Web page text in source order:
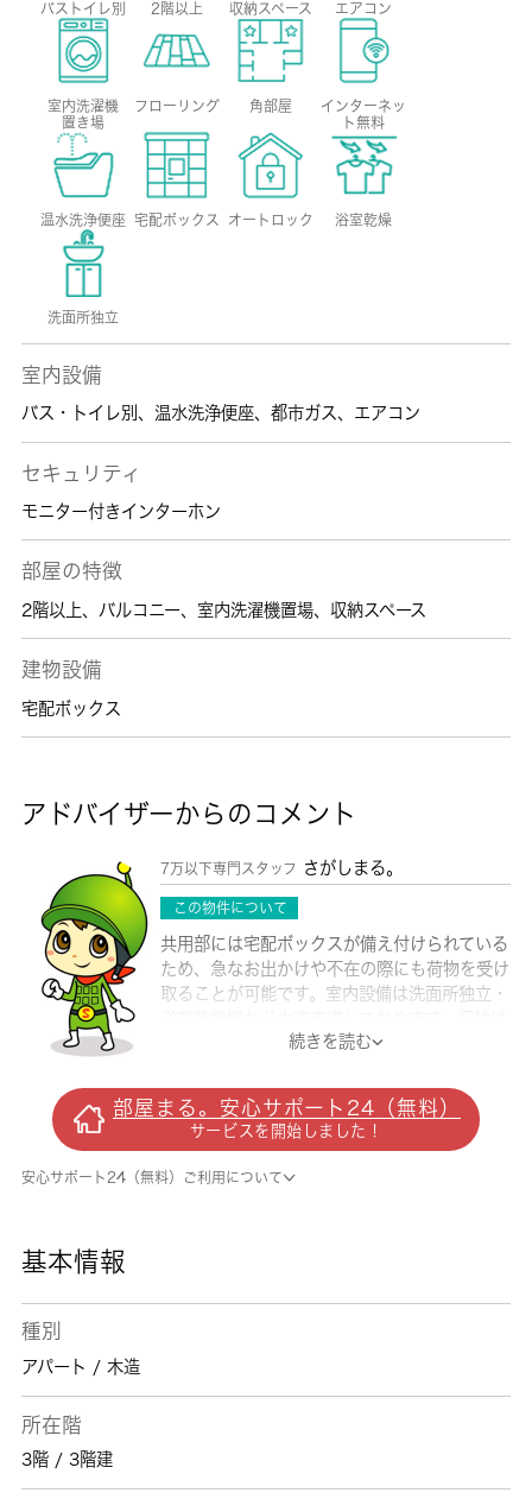
バストイレ別 2階以上 収納スペース エアコン
室内洗濯機
置き場
フローリング 角部屋
インターネッ
ト無料
温水洗浄便座 宅配ボックス オートロック 浴室乾燥
洗面所独立
室内設備
バス・トイレ別 、 温水洗浄便座、 都市ガス、 エアコン
セキュリティ
モニター付きインターホン
部屋の特徴
2階以上、 バルコニー、 室内洗濯機置場、 収納スペース
建物設備
宅配ボックス
アドバイザーからのコメント
7万以下専門スタッフ さがしまる。
この物件について
共用部には宅配ボックスが備え付けられている
ため、急なお出かけや不在の際にも荷物を受け
取ることが可能です。室内設備は洗面所独立・
シューズボックス・クロゼットなどが備え付け
ます。部外者の侵入を防ぐオートロックが設置
されており、女性にもおすすめです。こちらの
物件はアパートです。収納力と掃除のしやすさ
を同時に備えているシステムキッチンを採用し
続きを読む
部屋まる。安心サポート24（無料）
サービスを開始しました！
安心サポート24（無料）ご利用について
基本情報
種別
アパート / 木造
所在階
3階 / 3階建